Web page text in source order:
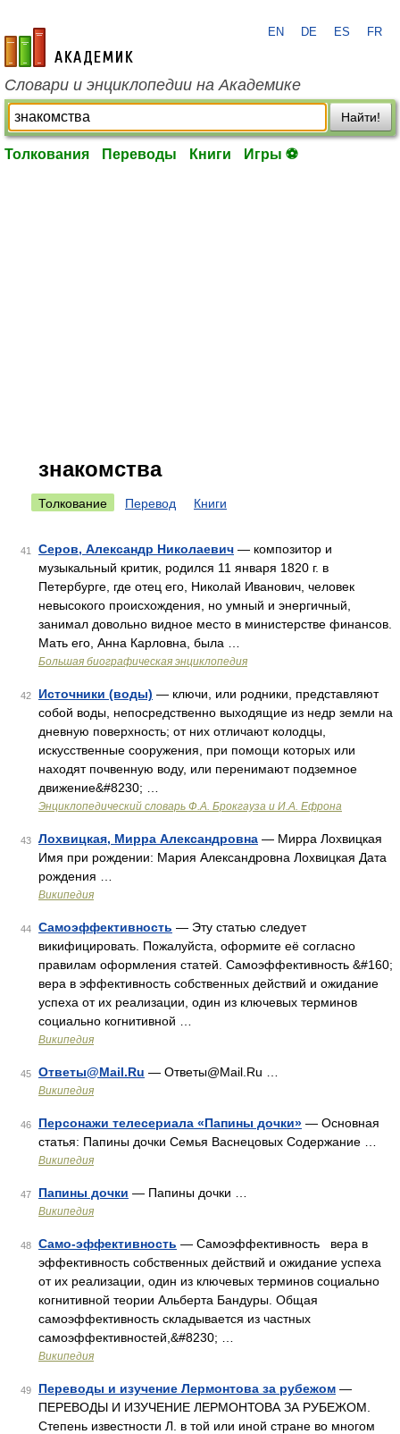
academic.ru
EN DE ES FR
Словари и энциклопедии на Академике
Найти!
Толкования Переводы Книги Игры ⚽
знакомства
Толкование Перевод Книги
41 Серов, Александр Николаевич — композитор и
музыкальный критик, родился 11 января 1820 г. в
Петербурге, где отец его, Николай Иванович, человек
невысокого происхождения, но умный и энергичный,
занимал довольно видное место в министерстве финансов.
Мать его, Анна Карловна, была …
Большая биографическая энциклопедия
42 Источники (воды) — ключи, или родники, представляют
собой воды, непосредственно выходящие из недр земли на
дневную поверхность; от них отличают колодцы,
искусственные сооружения, при помощи которых или
находят почвенную воду, или перенимают подземное
движение&#8230; …
Энциклопедический словарь Ф.А. Брокгауза и И.А. Ефрона
43 Лохвицкая, Мирра Александровна — Мирра Лохвицкая
Имя при рождении: Мария Александровна Лохвицкая Дата
рождения …
Википедия
44 Самоэффективность — Эту статью следует
викифицировать. Пожалуйста, оформите её согласно
правилам оформления статей. Самоэффективность &#160;
вера в эффективность собственных действий и ожидание
успеха от их реализации, один из ключевых терминов
социально когнитивной …
Википедия
45 Ответы@Mail.Ru — Ответы@Mail.Ru …
Википедия
46 Персонажи телесериала «Папины дочки» — Основная
статья: Папины дочки Семья Васнецовых Содержание …
Википедия
47 Папины дочки — Папины дочки …
Википедия
48 Само-эффективность — Самоэффективность вера в
эффективность собственных действий и ожидание успеха
от их реализации, один из ключевых терминов социально
когнитивной теории Альберта Бандуры. Общая
самоэффективность складывается из частных
самоэффективностей,&#8230; …
Википедия
49 Переводы и изучение Лермонтова за рубежом —
ПЕРЕВОДЫ И ИЗУЧЕНИЕ ЛЕРМОНТОВА ЗА РУБЕЖОМ.
Степень известности Л. в той или иной стране во многом